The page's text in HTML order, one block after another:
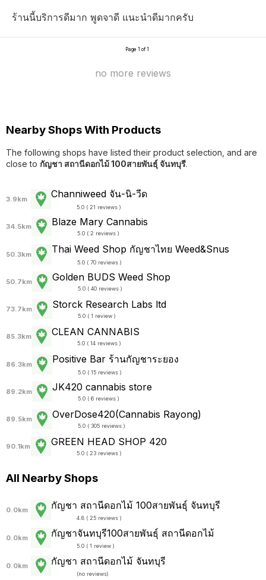
ร้านนี้บริการดีมาก พูดจาดี แนะนำดีมากครับ
Page 1 of 1
no more reviews
Nearby Shops With Products
The following shops have listed their product selection, and are
close to กัญชา สถานีดอกไม้ 100สายพันธุ์ จันทบุรี.
3.9km Channiweed จัน-นิ-วีด
5.0 ( 21 reviews )
34.5km Blaze Mary Cannabis
5.0 ( 2 reviews )
50.3km Thai Weed Shop กัญชาไทย Weed&Snus
5.0 ( 70 reviews )
50.7km Golden BUDS Weed Shop
5.0 ( 40 reviews )
73.7km Storck Research Labs ltd
5.0 ( 1 review )
85.3km CLEAN CANNABIS
5.0 ( 14 reviews )
86.3km Positive Bar ร้านกัญชาระยอง
5.0 ( 15 reviews )
89.2km JK420 cannabis store
5.0 ( 6 reviews )
89.5km OverDose420(Cannabis Rayong)
5.0 ( 305 reviews )
90.1km GREEN HEAD SHOP 420
5.0 ( 23 reviews )
All Nearby Shops
0.0km กัญชา สถานีดอกไม้ 100สายพันธุ์ จันทบุรี
4.8 ( 25 reviews )
0.0km กัญชาจันทบุรี100สายพันธุ์ สถานีดอกไม้
5.0 ( 1 review )
0.0km กัญชา สถานีดอกไม้ จันทบุรี
(no reviews)